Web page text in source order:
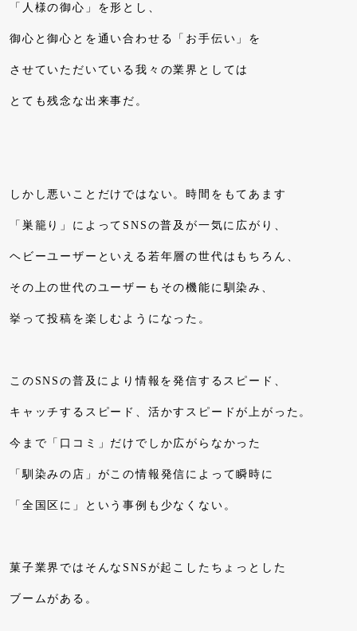
「人様の御心」を形とし、
御心と御心とを通い合わせる「お手伝い」を
させていただいている我々の業界としては
とても残念な出来事だ。
しかし悪いことだけではない。時間をもてあます
「巣籠り」によってSNSの普及が一気に広がり、
ヘビーユーザーといえる若年層の世代はもちろん、
その上の世代のユーザーもその機能に馴染み、
挙って投稿を楽しむようになった。
このSNSの普及により情報を発信するスピード、
キャッチするスピード、活かすスピードが上がった。
今まで「口コミ」だけでしか広がらなかった
「馴染みの店」がこの情報発信によって瞬時に
「全国区に」という事例も少なくない。
菓子業界ではそんなSNSが起こしたちょっとした
ブームがある。